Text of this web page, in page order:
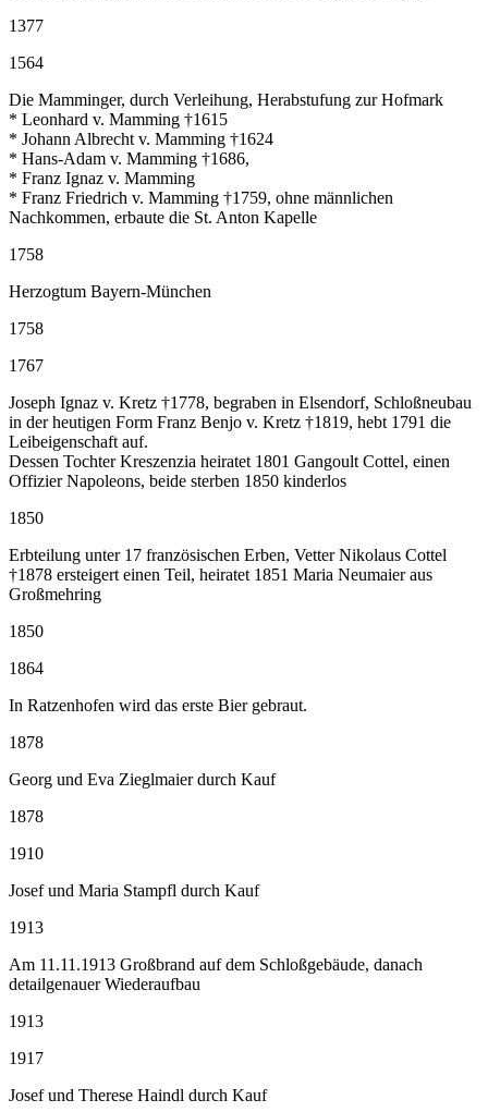
1377
1564
Die Mamminger, durch Verleihung, Herabstufung zur Hofmark
* Leonhard v. Mamming †1615
* Johann Albrecht v. Mamming †1624
* Hans-Adam v. Mamming †1686,
* Franz Ignaz v. Mamming
* Franz Friedrich v. Mamming †1759, ohne männlichen
Nachkommen, erbaute die St. Anton Kapelle
1758
Herzogtum Bayern-München
1758
1767
Joseph Ignaz v. Kretz †1778, begraben in Elsendorf, Schloßneubau
in der heutigen Form Franz Benjo v. Kretz †1819, hebt 1791 die
Leibeigenschaft auf.
Dessen Tochter Kreszenzia heiratet 1801 Gangoult Cottel, einen
Offizier Napoleons, beide sterben 1850 kinderlos
1850
Erbteilung unter 17 französischen Erben, Vetter Nikolaus Cottel
†1878 ersteigert einen Teil, heiratet 1851 Maria Neumaier aus
Großmehring
1850
1864
In Ratzenhofen wird das erste Bier gebraut.
1878
Georg und Eva Zieglmaier durch Kauf
1878
1910
Josef und Maria Stampfl durch Kauf
1913
Am 11.11.1913 Großbrand auf dem Schloßgebäude, danach
detailgenauer Wiederaufbau
1913
1917
Josef und Therese Haindl durch Kauf